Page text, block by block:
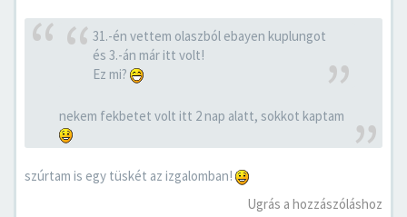
31.-én vettem olaszból ebayen kuplungot
és 3.-án már itt volt!
Ez mi?
nekem fekbetet volt itt 2 nap alatt, sokkot kaptam
szúrtam is egy tüskét az izgalomban!
Ugrás a hozzászóláshoz